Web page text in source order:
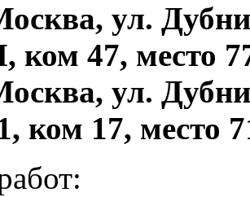
ул.
ком 47, место
ул.
ком 17, место